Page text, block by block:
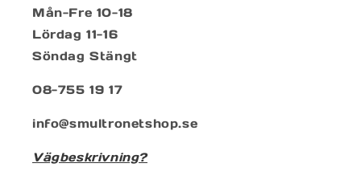
Mån-Fre 10-18
Lördag 11-16
Söndag Stängt
08-755 19 17
info@smultronetshop.se
Vägbeskrivning?